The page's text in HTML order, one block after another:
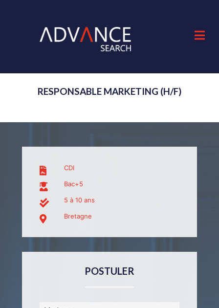
RESPONSABLE MARKETING (H/F)
CDI
Bac+5
5 à 10 ans
Bretagne
POSTULER